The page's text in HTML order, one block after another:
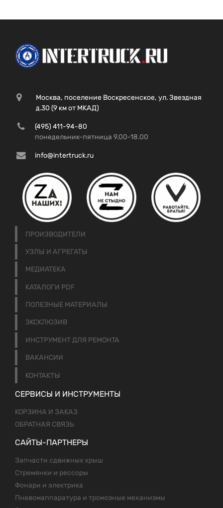
Москва, поселение Воскресенское, ул. Звездная
д.30 (9 км от МКАД)
(495) 411-94-80
понедельник-пятница 9.00-18.00
info@intertruck.ru
ПРОИЗВОДИТЕЛИ
УЗЛЫ И АГРЕГАТЫ
МЕДИАТЕКА
КАТАЛОГИ PDF
ПОЛЕЗНЫЕ МАТЕРИАЛЫ
ЭКСКЛЮЗИВ
ИНСТРУМЕНТ ДЛЯ РЕМОНТА
ВАКАНСИИ
КОНТАКТЫ
СЕРВИСЫ И ИНСТРУМЕНТЫ
КОРЗИНА И ЗАКАЗ
ОБРАТНАЯ СВЯЗЬ
САЙТЫ-ПАРТНЕРЫ
Запчасти сдвижных крыш
Стремянки и рессоры
Фонари и электрика
Пневомаппаратура и тромозные механизмы